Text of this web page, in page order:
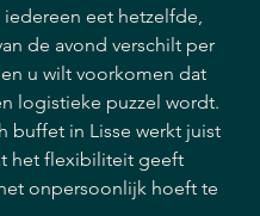
iedereen eet hetzelfde,
de avond verschilt per
u wilt voorkomen dat
logistieke puzzel wordt.
buffet in Lisse werkt juist
het flexibiliteit geeft
onpersoonlijk hoeft te